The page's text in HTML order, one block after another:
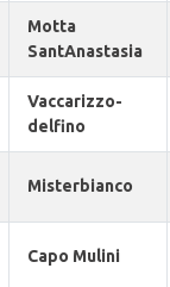
Motta
SantAnastasia
Vaccarizzo-
delfino
Misterbianco
Capo Mulini